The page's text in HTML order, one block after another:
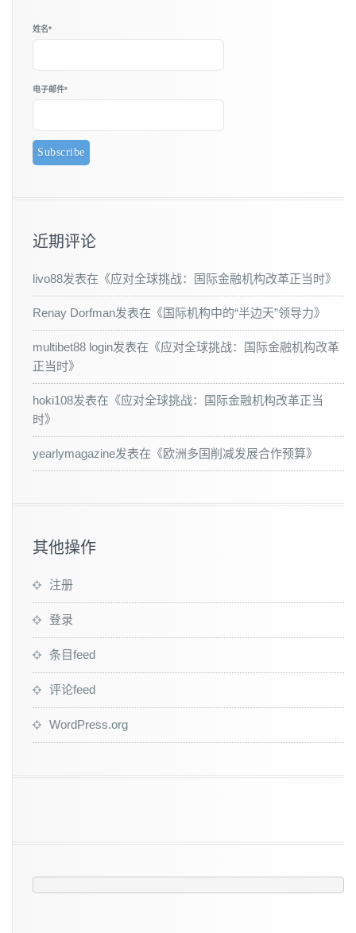
姓名*
电子邮件*
近期评论
livo88发表在《应对全球挑战：国际金融机构改革正当时》
Renay Dorfman发表在《国际机构中的“半边天”领导力》
multibet88 login发表在《应对全球挑战：国际金融机构改革
正当时》
hoki108发表在《应对全球挑战：国际金融机构改革正当
时》
yearlymagazine发表在《欧洲多国削减发展合作预算》
其他操作
注册
登录
条目feed
评论feed
WordPress.org